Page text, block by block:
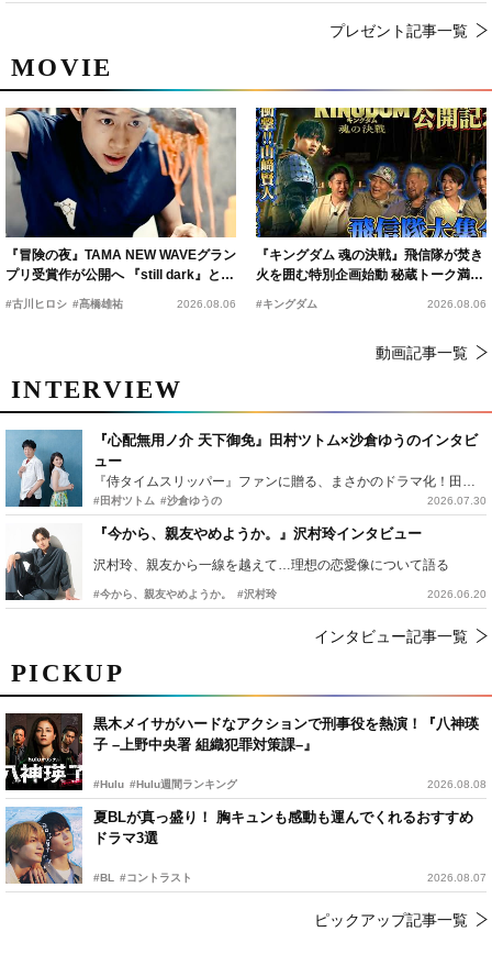
PICKUP
黒木メイサがハードなアクションで刑事役を熱演！『八神瑛
子 –上野中央署 組織犯罪対策課–』
#Hulu #Hulu週間ランキング 2026.08.08
夏BLが真っ盛り！ 胸キュンも感動も運んでくれるおすすめ
ドラマ3選
#BL #コントラスト 2026.08.07
ピックアップ記事一覧
MOVIE
『冒険の夜』TAMA NEW WAVEグラン
プリ受賞作が公開へ 『still dark』と同
時上映決定
#古川ヒロシ #髙橋雄祐 2026.08.06
『キングダム 魂の決戦』飛信隊が焚き
火を囲む特別企画始動 秘蔵トーク満載
の“キングダムキャンプ”開催
#キングダム 2026.08.06
動画記事一覧
INTERVIEW
『心配無用ノ介 天下御免』田村ツトム×沙倉ゆうのインタビ
ュー
『侍タイムスリッパー』ファンに贈る、まさかのドラマ化！田村ツトム×沙倉ゆうのが語る『心配無用ノ介』撮影秘話
#田村ツトム #沙倉ゆうの 2026.07.30
『今から、親友やめようか。』沢村玲インタビュー
沢村玲、親友から一線を越えて…理想の恋愛像について語る
#今から、親友やめようか。 #沢村玲 2026.06.20
インタビュー記事一覧
プレゼント記事一覧